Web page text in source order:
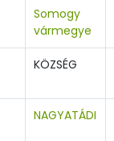
Somogy
vármegye
KÖZSÉG
NAGYATÁDI